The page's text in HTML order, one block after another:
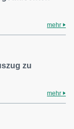
mehr
zu
mehr